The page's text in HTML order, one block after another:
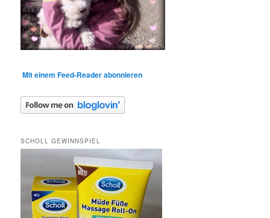
Mit einem Feed-Reader abonnieren
SCHOLL GEWINNSPIEL